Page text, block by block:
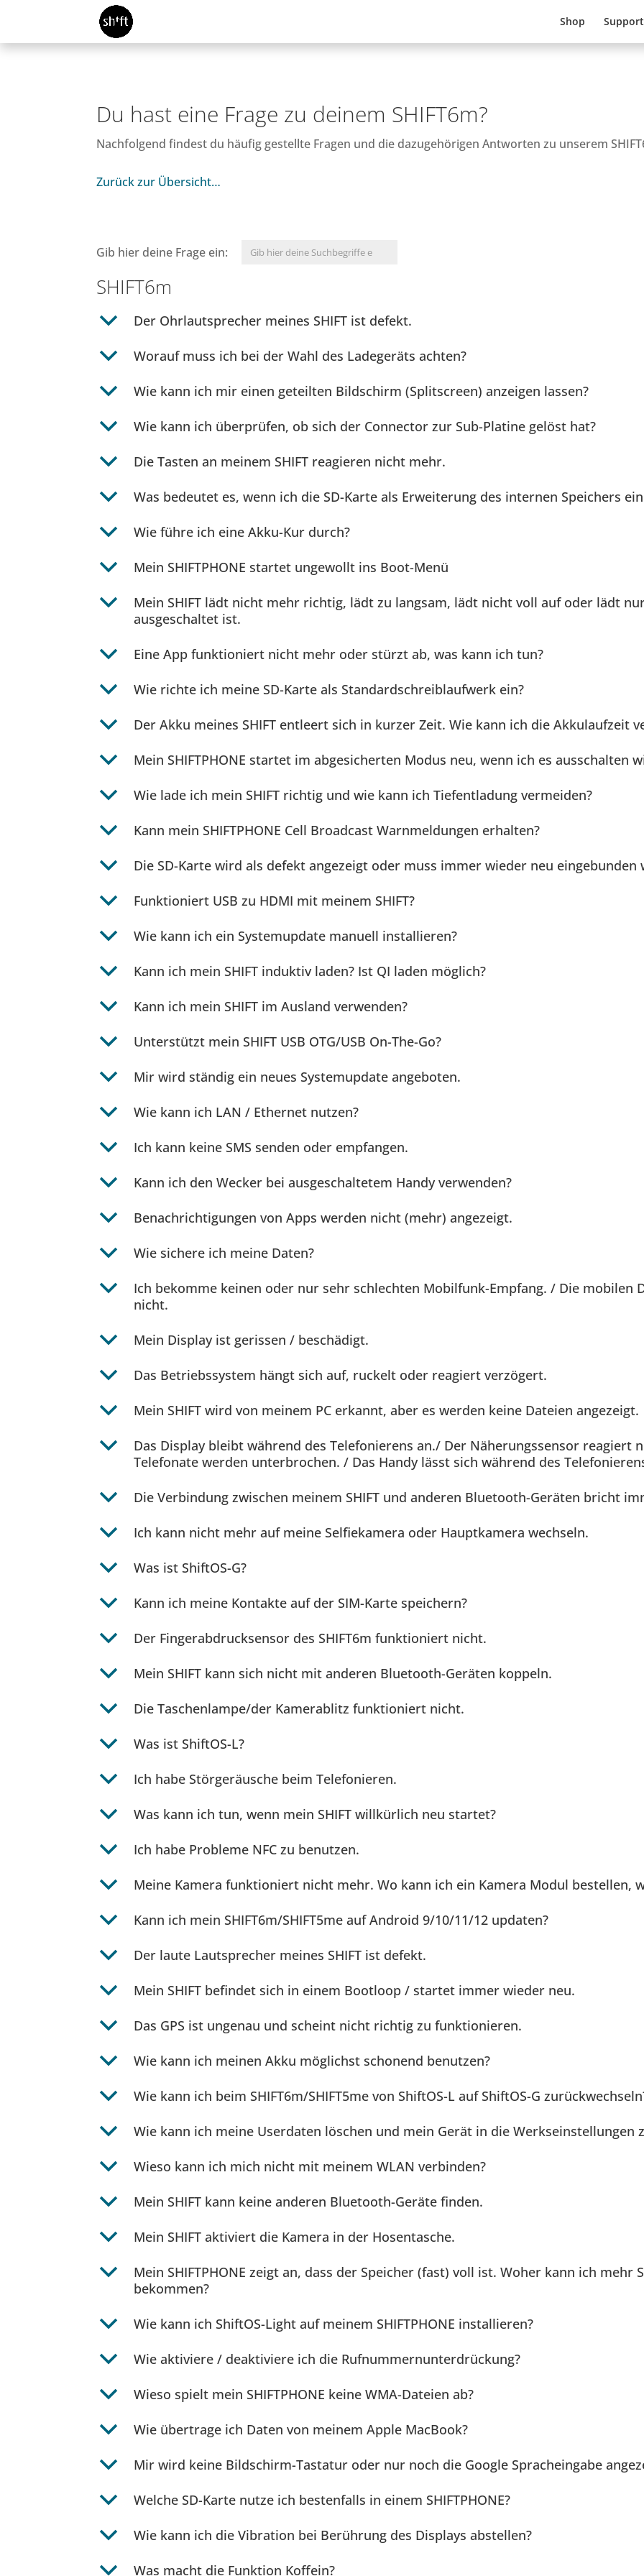
Shop Support
Du hast eine Frage zu deinem SHIFT6m?
Nachfolgend findest du häufig gestellte Fragen und die dazugehörigen Antworten zu unserem
Zurück zur Übersicht…
Gib hier deine Frage ein:
SHIFT6m
b Der Ohrlautsprecher meines SHIFT ist defekt.
b Worauf muss ich bei der Wahl des Ladegeräts achten?
b Wie kann ich mir einen geteilten Bildschirm (Splitscreen) anzeigen lassen?
b Wie kann ich überprüfen, ob sich der Connector zur Sub-Platine gelöst hat?
b Die Tasten an meinem SHIFT reagieren nicht mehr.
b Was bedeutet es, wenn ich die SD-Karte als Erweiterung des internen Speichers
b Wie führe ich eine Akku-Kur durch?
b Mein SHIFTPHONE startet ungewollt ins Boot-Menü
b
Mein SHIFT lädt nicht mehr richtig, lädt zu langsam, lädt nicht voll auf oder lädt
ausgeschaltet ist.
b Eine App funktioniert nicht mehr oder stürzt ab, was kann ich tun?
b Wie richte ich meine SD-Karte als Standardschreiblaufwerk ein?
b Der Akku meines SHIFT entleert sich in kurzer Zeit. Wie kann ich die Akkulaufzeit
b Mein SHIFTPHONE startet im abgesicherten Modus neu, wenn ich es ausschalten
b Wie lade ich mein SHIFT richtig und wie kann ich Tiefentladung vermeiden?
b Kann mein SHIFTPHONE Cell Broadcast Warnmeldungen erhalten?
b Die SD-Karte wird als defekt angezeigt oder muss immer wieder neu eingebunden
b Funktioniert USB zu HDMI mit meinem SHIFT?
b Wie kann ich ein Systemupdate manuell installieren?
b Kann ich mein SHIFT induktiv laden? Ist QI laden möglich?
b Kann ich mein SHIFT im Ausland verwenden?
b Unterstützt mein SHIFT USB OTG/USB On-The-Go?
b Mir wird ständig ein neues Systemupdate angeboten.
b Wie kann ich LAN / Ethernet nutzen?
b Ich kann keine SMS senden oder empfangen.
b Kann ich den Wecker bei ausgeschaltetem Handy verwenden?
b Benachrichtigungen von Apps werden nicht (mehr) angezeigt.
b Wie sichere ich meine Daten?
b
Ich bekomme keinen oder nur sehr schlechten Mobilfunk-Empfang. / Die mobilen
nicht.
b Mein Display ist gerissen / beschädigt.
b Das Betriebssystem hängt sich auf, ruckelt oder reagiert verzögert.
b Mein SHIFT wird von meinem PC erkannt, aber es werden keine Dateien angezeigt.
b
Das Display bleibt während des Telefonierens an./ Der Näherungssensor reagiert
Telefonate werden unterbrochen. / Das Handy lässt sich während des
b Die Verbindung zwischen meinem SHIFT und anderen Bluetooth-Geräten bricht
b Ich kann nicht mehr auf meine Selfiekamera oder Hauptkamera wechseln.
b Was ist ShiftOS-G?
b Kann ich meine Kontakte auf der SIM-Karte speichern?
b Der Fingerabdrucksensor des SHIFT6m funktioniert nicht.
b Mein SHIFT kann sich nicht mit anderen Bluetooth-Geräten koppeln.
b Die Taschenlampe/der Kamerablitz funktioniert nicht.
b Was ist ShiftOS-L?
b Ich habe Störgeräusche beim Telefonieren.
b Was kann ich tun, wenn mein SHIFT willkürlich neu startet?
b Ich habe Probleme NFC zu benutzen.
b Meine Kamera funktioniert nicht mehr. Wo kann ich ein Kamera Modul bestellen,
b Kann ich mein SHIFT6m/SHIFT5me auf Android 9/10/11/12 updaten?
b Der laute Lautsprecher meines SHIFT ist defekt.
b Mein SHIFT befindet sich in einem Bootloop / startet immer wieder neu.
b Das GPS ist ungenau und scheint nicht richtig zu funktionieren.
b Wie kann ich meinen Akku möglichst schonend benutzen?
b Wie kann ich beim SHIFT6m/SHIFT5me von ShiftOS-L auf ShiftOS-G
b Wie kann ich meine Userdaten löschen und mein Gerät in die Werkseinstellungen
b Wieso kann ich mich nicht mit meinem WLAN verbinden?
b Mein SHIFT kann keine anderen Bluetooth-Geräte finden.
b Mein SHIFT aktiviert die Kamera in der Hosentasche.
b
Mein SHIFTPHONE zeigt an, dass der Speicher (fast) voll ist. Woher kann ich mehr
bekommen?
b Wie kann ich ShiftOS-Light auf meinem SHIFTPHONE installieren?
b Wie aktiviere / deaktiviere ich die Rufnummernunterdrückung?
b Wieso spielt mein SHIFTPHONE keine WMA-Dateien ab?
b Wie übertrage ich Daten von meinem Apple MacBook?
b Mir wird keine Bildschirm-Tastatur oder nur noch die Google Spracheingabe
b Welche SD-Karte nutze ich bestenfalls in einem SHIFTPHONE?
b Wie kann ich die Vibration bei Berührung des Displays abstellen?
b Was macht die Funktion Koffein?